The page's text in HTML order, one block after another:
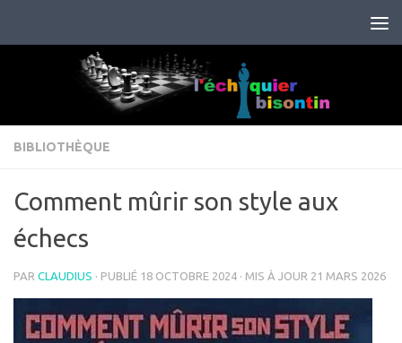
BIBLIOTHÈQUE
Comment mûrir son style aux
échecs
PAR CLAUDIUS · PUBLIÉ 18 OCTOBRE 2024 · MIS À JOUR 21 MARS 2026